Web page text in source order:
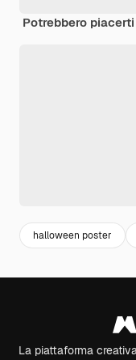
Potrebbero
halloween poster
La piattaforma